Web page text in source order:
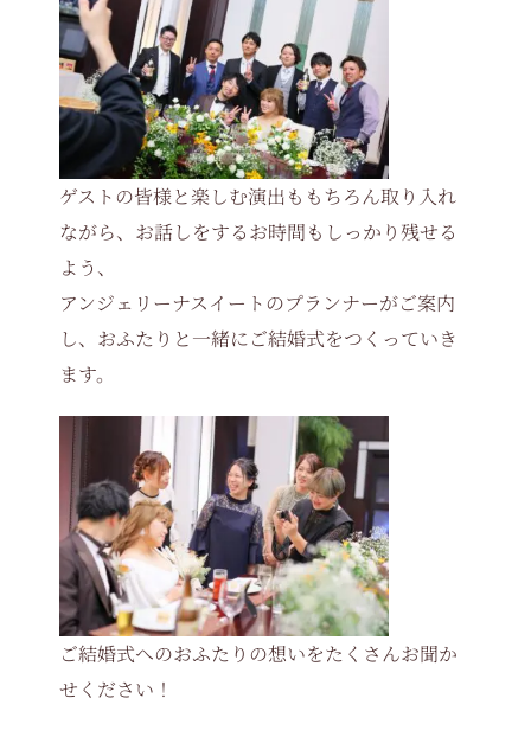
ゲストの皆様と楽しむ演出ももちろん取り入れ
ながら、お話しをするお時間もしっかり残せる
よう、
アンジェリーナスイートのプランナーがご案内
し、おふたりと一緒にご結婚式をつくっていき
ます。
ご結婚式へのおふたりの想いをたくさんお聞か
せください！